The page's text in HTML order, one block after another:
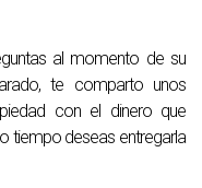
al momento de su
te comparto unos
con el dinero que
tiempo deseas entregarla